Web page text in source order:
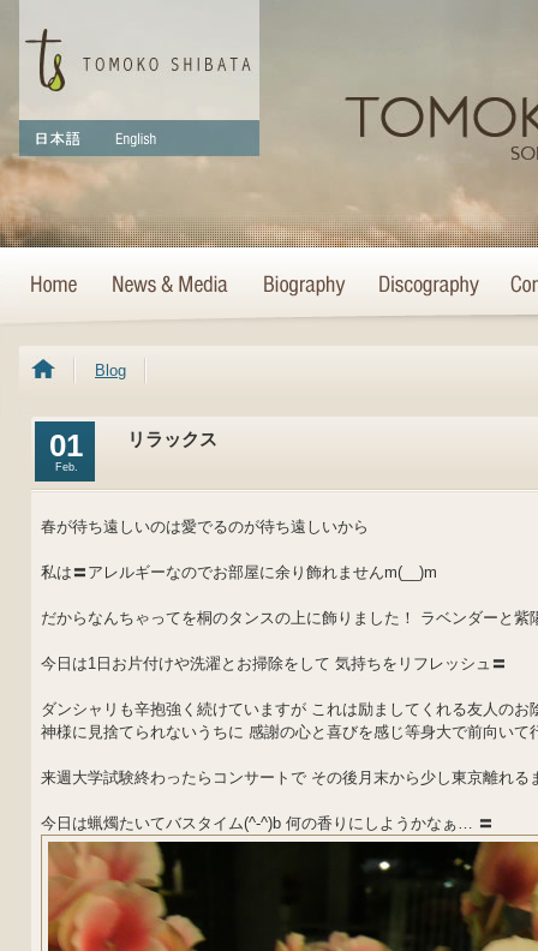
Blog
01
Feb.
リラックス
春が待ち遠しいのは愛でるのが待ち遠しいから
私は〓アレルギーなのでお部屋に余り飾れませんm(__)m
だからなんちゃってを桐のタンスの上に飾りました！ ラベンダーと紫
今日は1日お片付けや洗濯とお掃除をして 気持ちをリフレッシュ〓
ダンシャリも辛抱強く続けていますが これは励ましてくれる友人の
神様に見捨てられないうちに 感謝の心と喜びを感じ等身大で前向いて
来週大学試験終わったらコンサートで その後月末から少し東京離れる
今日は蝋燭たいてバスタイム(^-^)b 何の香りにしようかなぁ… 〓